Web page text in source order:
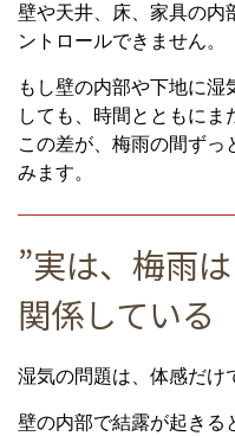
壁や天井、床、家具の内
ントロールできません。
もし壁の内部や下地に
しても、時間とともにま
この差が、梅雨の間ずっ
みます。
”実は、梅雨
関係している
湿気の問題は、体感だけ
壁の内部で結露が起きる